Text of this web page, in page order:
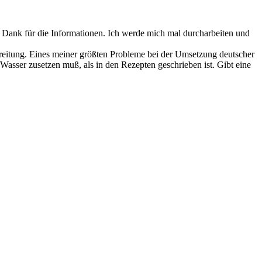
für die Informationen. Ich werde mich mal durcharbeiten und
Eines meiner größten Probleme bei der Umsetzung deutscher
zusetzen muß, als in den Rezepten geschrieben ist. Gibt eine